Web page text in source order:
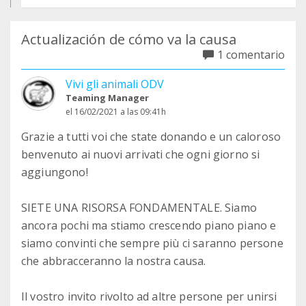
Actualización de cómo va la causa
1 comentario
Vivi gli animali ODV
Teaming Manager
el 16/02/2021 a las 09:41h
Grazie a tutti voi che state donando e un caloroso
benvenuto ai nuovi arrivati che ogni giorno si
aggiungono!
SIETE UNA RISORSA FONDAMENTALE. Siamo
ancora pochi ma stiamo crescendo piano piano e
siamo convinti che sempre più ci saranno persone
che abbracceranno la nostra causa.
Il vostro invito rivolto ad altre persone per unirsi